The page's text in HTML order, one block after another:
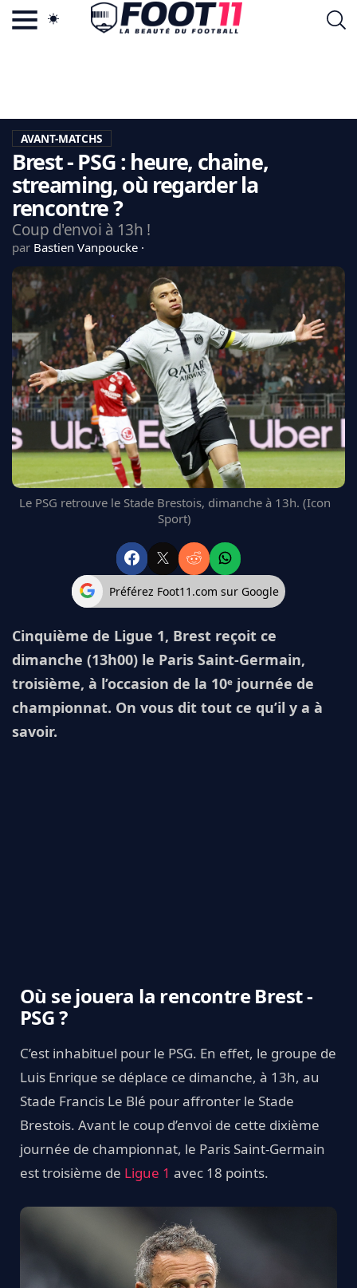
LA CHARTE
VIE PRIVÉE
CGU
CONTACTEZ-NOUS
CDM 2026
EDF
PSG
LIGUE 1
REAL MADRID
FC BARCELONE
MANCHESTER UNITED
CHELSEA
BAYERN
L'AVIS DE LA RÉDAC'
AVANT-MATCHS
Brest - PSG : heure, chaine,
streaming, où regarder la
rencontre ?
Coup d'envoi à 13h !
par Bastien Vanpoucke
Le PSG retrouve le Stade Brestois, dimanche à 13h. (Icon
Sport)
Préférez Foot11.com sur Google
Cinquième de Ligue 1, Brest reçoit ce
dimanche (13h00) le Paris Saint-Germain,
troisième, à l’occasion de la 10ᵉ journée de
championnat. On vous dit tout ce qu’il y a à
savoir.
Où se jouera la rencontre Brest -
PSG ?
C’est inhabituel pour le PSG. En effet, le groupe de
Luis Enrique se déplace ce dimanche, à 13h, au
Stade Francis Le Blé pour affronter le Stade
Brestois. Avant le coup d’envoi de cette dixième
journée de championnat, le Paris Saint-Germain
est troisième de Ligue 1 avec 18 points.